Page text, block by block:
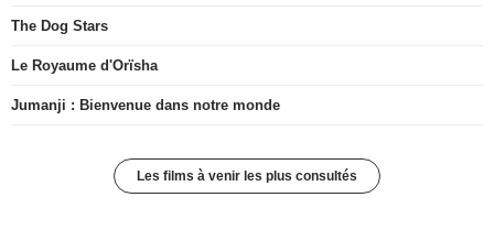
The Dog Stars
Le Royaume d'Orïsha
Jumanji : Bienvenue dans notre monde
Les films à venir les plus consultés